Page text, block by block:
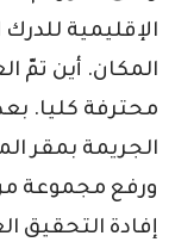
الإقليمية
المكان. أين
محترفة كليا.
الجريمة بمقر
ورفع مجموعة من
إفادة التحقيق